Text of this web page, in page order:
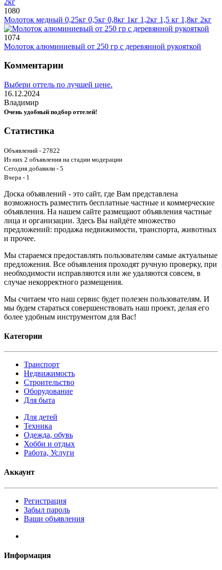
1080
Молоток медный 0,25кг 0,5кг 0,8кг 1кг 1,2кг 1,5 кг 1,8кг 2кг
1074
Молоток алюминиевый от 250 гр с деревянной рукояткой
Комментарии
Выбери оттель по лучшей цене.
16.12.2024
Владимир
Очень удобный подбор оттелей!
Статистика
Объявлений - 27822
Из них 2 объявления на стадии модерации
Сегодня добавили - 5
Вчера - 1
Доска объявлений - это сайт, где Вам представлена
возможность разместить бесплатные частные и коммерческие
объявления. На нашем сайте размещают объявления частные
лица и организации. Здесь Вы найдёте множество
предложений: продажа недвижимости, транспорта, животных
и прочее.
Мы стараемся предоставлять пользователям самые актуальные
предложения. Все объявления проходят ручную проверку, при
необходимости исправляются или же удаляются совсем, в
случае некорректного размещения.
Мы считаем что наш сервис будет полезен пользователям. И
мы будем стараться совершенствовать наш проект, делая его
более удобным инструментом для Вас!
Категории
Транспорт
Недвижимость
Строительство
Оборудование
Для быта
Для детей
Техника
Одежда, обувь
Хобби и отдых
Работа, Услуги
Аккаунт
Регистрация
Забыл пароль
Ваши объявления
Информация